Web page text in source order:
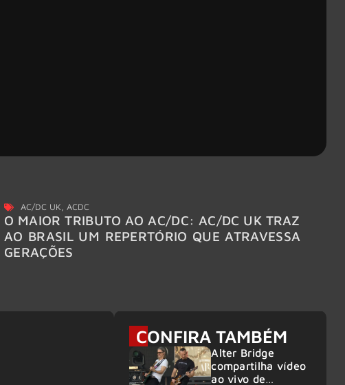
AC/DC UK,ACDC
O MAIOR TRIBUTO AO AC/DC: AC/DC UK TRAZ
AO BRASIL UM REPERTÓRIO QUE ATRAVESSA
GERAÇÕES
CONFIRA TAMBÉM
Alter Bridge
compartilha vídeo
ao vivo de